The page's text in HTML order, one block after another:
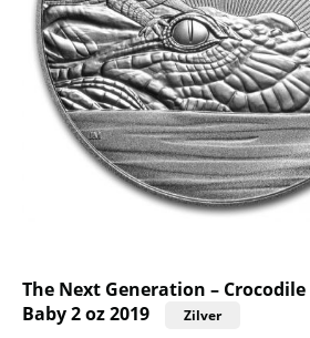
The Next Generation –
Baby 2 oz 2019
Zilver